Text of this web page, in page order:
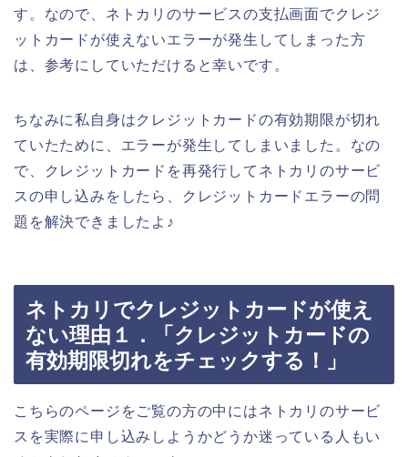
す。なので、ネトカリのサービスの支払画面でクレジ
ットカードが使えないエラーが発生してしまった方
は、参考にしていただけると幸いです。
ちなみに私自身はクレジットカードの有効期限が切れ
ていたために、エラーが発生してしまいました。なの
で、クレジットカードを再発行してネトカリのサービ
スの申し込みをしたら、クレジットカードエラーの問
題を解決できましたよ♪
ネトカリでクレジットカードが使え
ない理由１．「クレジットカードの
有効期限切れをチェックする！」
こちらのページをご覧の方の中にはネトカリのサービ
スを実際に申し込みしようかどうか迷っている人もい